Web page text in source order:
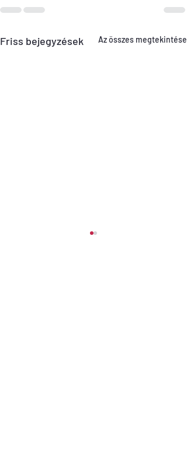
Friss bejegyzések Az összes megtekintése